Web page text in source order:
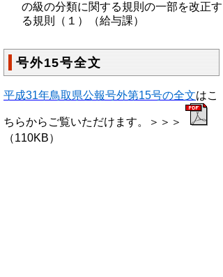
の級の分類に関する規則の一部を改正す
る規則（１）（給与課）
号外15号全文
平成31年鳥取県公報号外第15号の全文はこ
ちらからご覧いただけます。＞＞＞
（110KB）